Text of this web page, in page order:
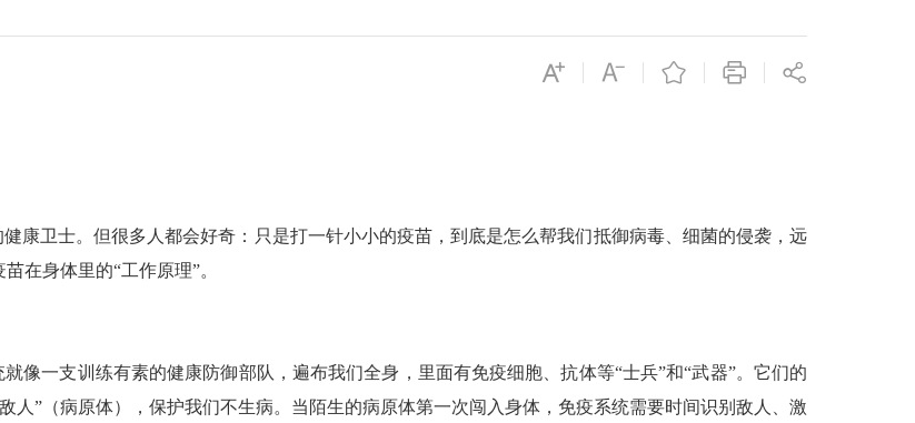
康卫士。但很多人都会好奇：只是打一针小小的疫苗，到底是怎么帮我们抵御病毒、细菌的侵袭，远
在身体里的“工作原理”。
像一支训练有素的健康防御部队，遍布我们全身，里面有免疫细胞、抗体等“士兵”和“武器”。它们的
人”（病原体），保护我们不生病。当陌生的病原体第一次闯入身体，免疫系统需要时间识别敌人、激